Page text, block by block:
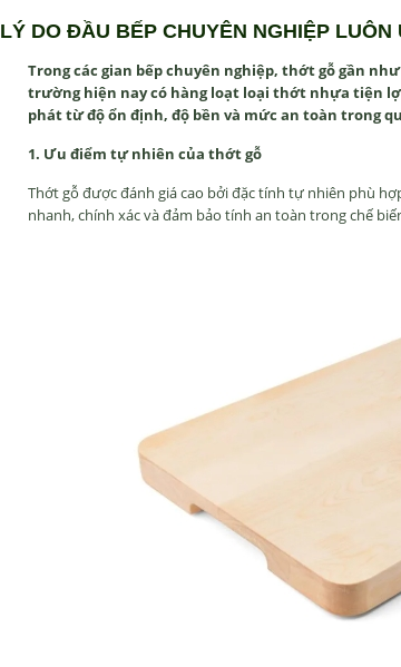
LÝ DO ĐẦU BẾP CHUYÊN NGHIỆP
Trong các gian bếp chuyên nghiệp, thớt gỗ gần nh
trường hiện nay có hàng loạt loại thớt nhựa tiện
phát từđộ ổn định, độ bền và mức an toàn trong
1. Ưu điểm tự nhiên của thớt gỗ
Thớt gỗ đượcđánh giá cao bởiđặc tính tự nhiên phù h
nhanh, chính xác vàđảm bảo tính an toàn trong chế